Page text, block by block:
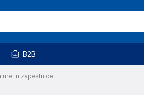
B2B
ure in zapestnice